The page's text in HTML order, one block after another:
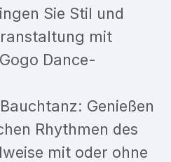
Sie Stil und
mit
Dance-
Genießen
Rhythmen des
mit oder ohne